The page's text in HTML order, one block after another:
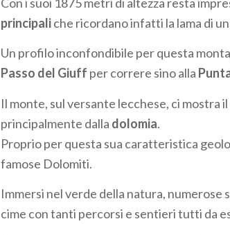
principaliche ricordano infatti la lama di
Un profilo inconfondibile per questa
Passo del Giuff per correre sino alla
Il monte, sul versante lecchese, ci mostra
principalmente dalla dolomia.
Proprio per questa sua caratteristica
famose Dolomiti.
Immersi nel verde della natura, numerose
cime con tanti percorsi e sentieri tutti da